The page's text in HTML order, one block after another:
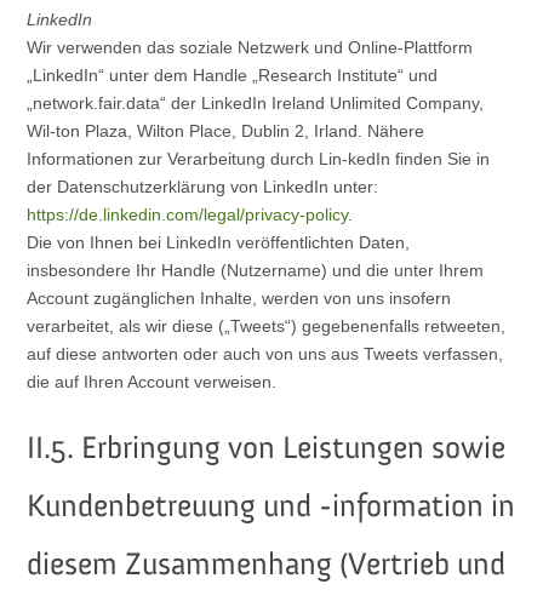
LinkedIn
Wir verwenden das soziale Netzwerk und Online-Plattform
„LinkedIn“ unter dem Handle „Research Institute“ und
„network.fair.data“ der LinkedIn Ireland Unlimited Company,
Wil-ton Plaza, Wilton Place, Dublin 2, Irland. Nähere
Informationen zur Verarbeitung durch Lin-kedIn finden Sie in
der Datenschutzerklärung von LinkedIn unter:
https://de.linkedin.com/legal/privacy-policy.
Die von Ihnen bei LinkedIn veröffentlichten Daten,
insbesondere Ihr Handle (Nutzername) und die unter Ihrem
Account zugänglichen Inhalte, werden von uns insofern
verarbeitet, als wir diese („Tweets“) gegebenenfalls retweeten,
auf diese antworten oder auch von uns aus Tweets verfassen,
die auf Ihren Account verweisen.
II.5. Erbringung von Leistungen sowie
Kundenbetreuung und -information in
diesem Zusammenhang (Vertrieb und